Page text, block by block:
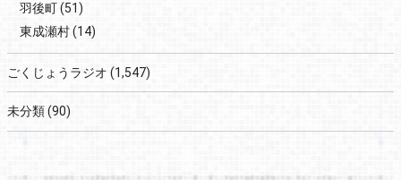
羽後町(51)
東成瀬村(14)
ごくじょうラジオ (1,547)
未分類(90)